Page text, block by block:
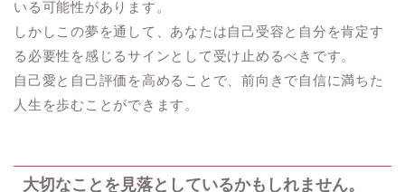
いる可能性があります。
しかしこの夢を通して、あなたは自己受容と自分を肯定す
る必要性を感じるサインとして受け止めるべきです。
自己愛と自己評価を高めることで、前向きで自信に満ちた
人生を歩むことができます。
大切なことを見落としているかもしれません。